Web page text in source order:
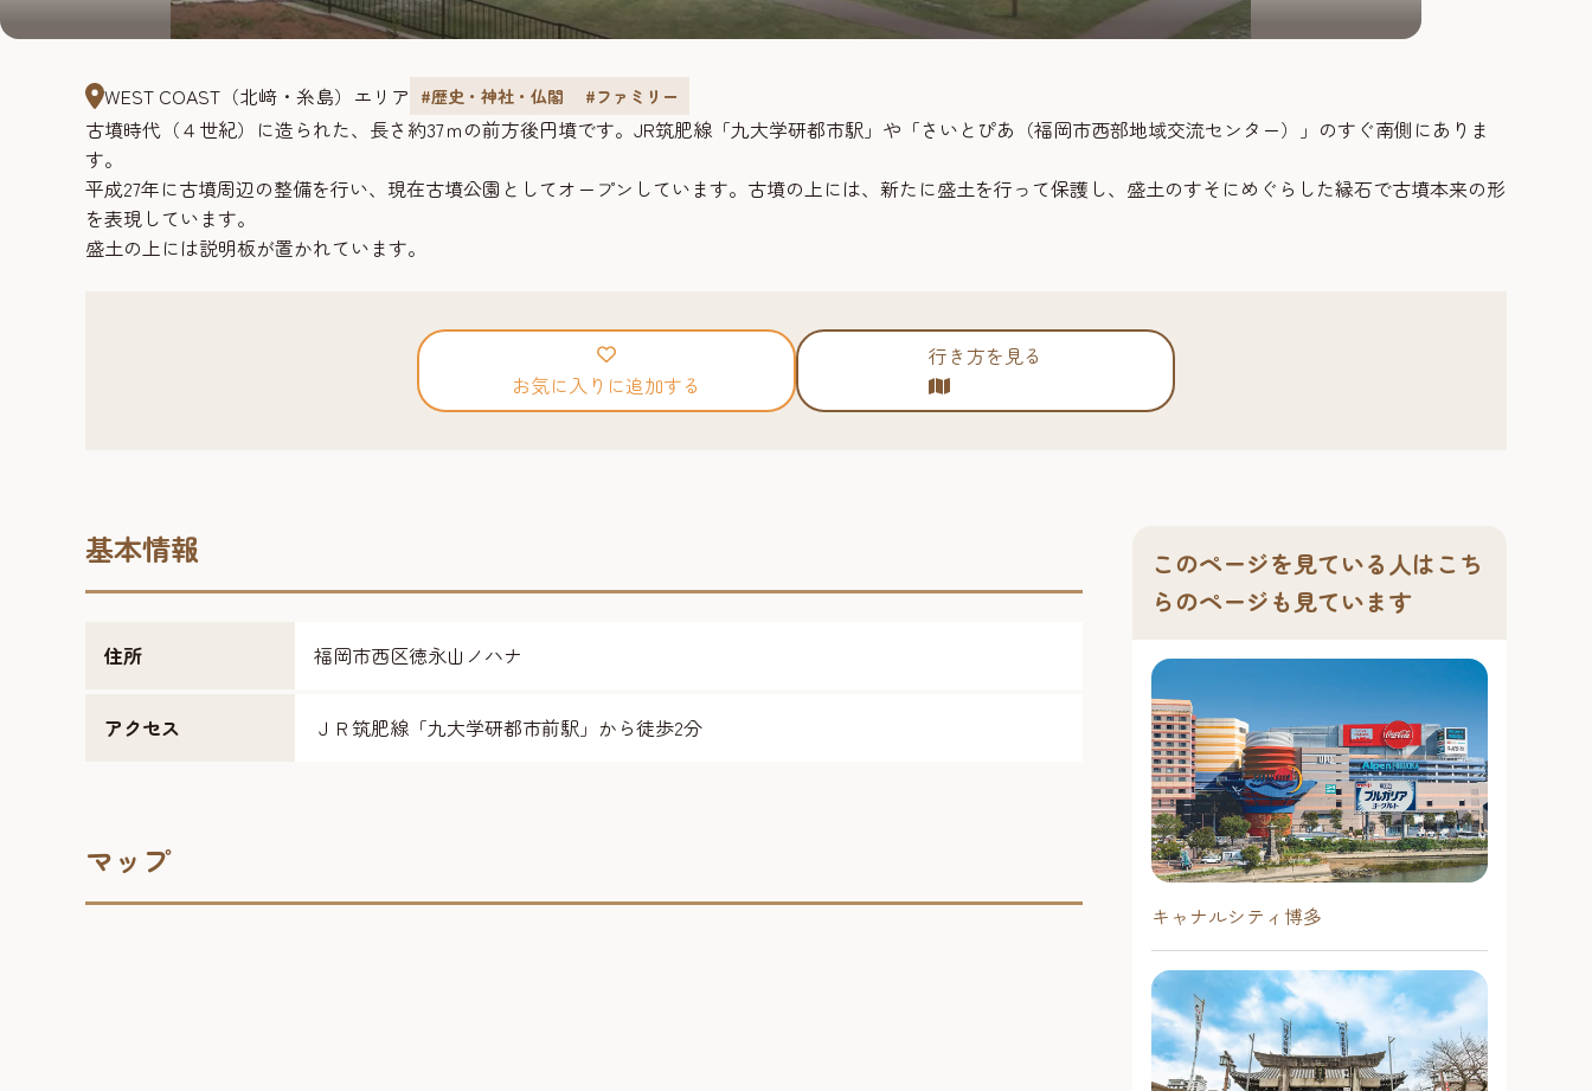
WEST COAST（北﨑・糸島）エリア #歴史・神社・仏閣 #ファミリー
古墳時代（４世紀）に造られた、長さ約37ｍの前方後円墳です。JR筑肥線「九大学研都市駅」や「さいとぴあ（福岡市西部地域交流センター）」のすぐ南側にありま
す。
平成27年に古墳周辺の整備を行い、現在古墳公園としてオープンしています。古墳の上には、新たに盛土を行って保護し、盛土のすそにめぐらした縁石で古墳本来の形
を表現しています。
盛土の上には説明板が置かれています。
お気に入りに追加する
行き方を見る
基本情報
住所 福岡市西区徳永山ノハナ
アクセス ＪＲ筑肥線「九大学研都市前駅」から徒歩2分
マップ
このページを見ている人はこち
らのページも見ています
キャナルシティ博多